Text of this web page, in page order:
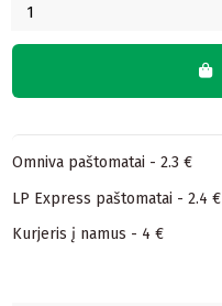
Omniva paštomatai - 2.3 €
LP Express paštomatai - 2.4 €
Kurjeris į namus - 4 €